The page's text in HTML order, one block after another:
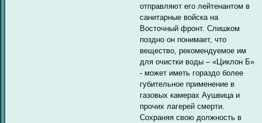
отправляют его лейтенантом в
санитарные войска на
Восточный фронт. Слишком
поздно он понимает, что
вещество, рекомендуемое им
для очистки воды – «Циклон Б»
- может иметь гораздо более
губительное применение в
газовых камерах Аушвица и
прочих лагерей смерти.
Сохраняя свою должность в